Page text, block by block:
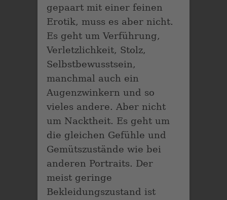
gepaart mit einer feinen
Erotik, muss es aber nicht.
Es geht um Verführung,
Verletzlichkeit, Stolz,
Selbstbewusstsein,
manchmal auch ein
Augenzwinkern und so
vieles andere. Aber nicht
um Nacktheit. Es geht um
die gleichen Gefühle und
Gemütszustände wie bei
anderen Portraits. Der
meist geringe
Bekleidungszustand ist